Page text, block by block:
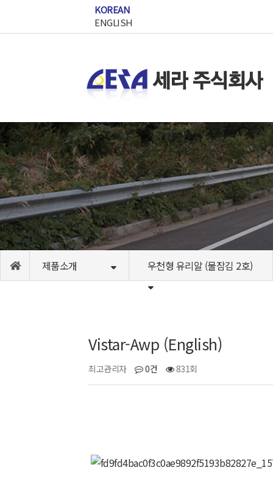
KOREAN
ENGLISH
제품소개 우천형 유리알 (물잠김 2호)
Vistar-Awp (English)
최고관리자 0건 831회